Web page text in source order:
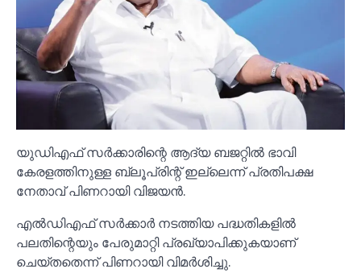
യുഡിഎഫ് സർക്കാരിന്റെ ആദ്യ ബജറ്റില്‍ ഭാവി
കേരളത്തിനുള്ള ബ്ലൂപ്രിന്റ് ഇല്ലെന്ന് പ്രതിപക്ഷ
നേതാവ് പിണറായി വിജയൻ.
എല്‍ഡിഎഫ് സർക്കാർ നടത്തിയ പദ്ധതികളില്‍
പലതിന്റെയും പേരുമാറ്റി പ്രഖ്യാപിക്കുകയാണ്
ചെയ്തതെന്ന് പിണറായി വിമർശിച്ചു.